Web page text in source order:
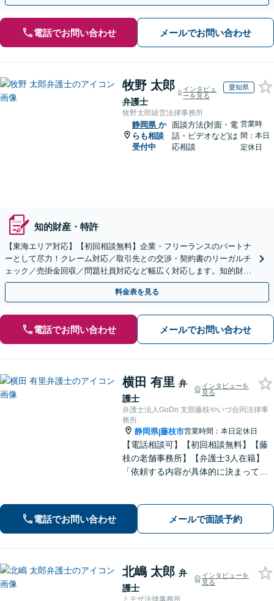
電話でお問い合わせ メールでお問い合わせ
牧野 太郎
弁護士
インタビュ
ーを見る
愛知県
牧野太郎経営法律事務所
静岡県 か
らも相談
受付中
面談方法(対面・電
話・ビデオなど)は
応相談
営業時
間：本日
定休日
知的財産・特許
【東海エリア対応】【初回相談無料】企業・フリーランスのパートナ
ーとして尽力！クレーム対応／取引先との交渉・契約書のリーガルチ
ェック／売掛金回収／問題社員対応など幅広く対応します。知的財産
権の相談もお任せ！【顧問契約も受付中】【完全個室】
料金表を見る
電話でお問い合わせ メールでお問い合わせ
横田 有里 弁
護士
インタビューを
見る
弁護士法人GoDo 支部藤枝やいづ合同法律事
務所
静岡県|藤枝市営業時間：本日定休日
【電話相談可】【初回相談無料】【藤
枝の老舗事務所】【弁護士3人在籍】
「依頼する内容が具体的に決まってい
い。相続遺言、離婚問題、交通事故、
借金問題、債権回収など【夜間休日応
電話でお問い合わせ メールで面談予約
北嶋 太郎 弁
護士
インタビューを
見る
ミモザ法律事務所